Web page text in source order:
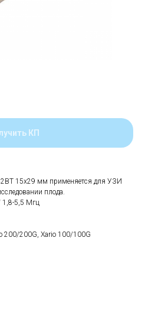
КП
15х29 мм применяется для УЗИ
плода.
1,8-5,5 Мгц
200/200G, Xario 100/100G